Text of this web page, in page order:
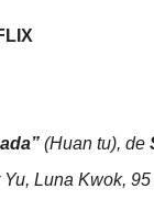
(Huan tu), de
Luna Kwok, 95